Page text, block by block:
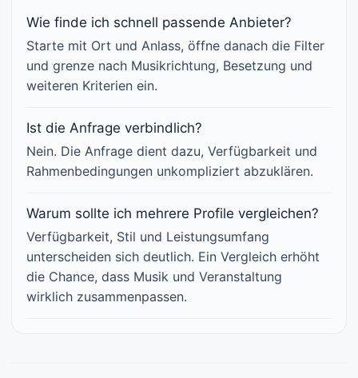
Wie finde ich schnell passende Anbieter?
Starte mit Ort und Anlass, öffne danach die Filter
und grenze nach Musikrichtung, Besetzung und
weiteren Kriterien ein.
Ist die Anfrage verbindlich?
Nein. Die Anfrage dient dazu, Verfügbarkeit und
Rahmenbedingungen unkompliziert abzuklären.
Warum sollte ich mehrere Profile vergleichen?
Verfügbarkeit, Stil und Leistungsumfang
unterscheiden sich deutlich. Ein Vergleich erhöht
die Chance, dass Musik und Veranstaltung
wirklich zusammenpassen.